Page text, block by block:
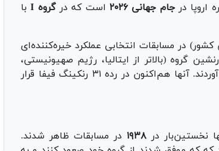
اروپا درجام جهانی ۲۰۲۶ است که درگروه I با
در مسابقات انتخابی عملکرد خیره‌کننده‌ای
گروه (بالاتر از ایتالیا، رژیم صهیونیستی،
استونی و مولداوی) جواز صعود به جام جهانی را به دست آوردند. آنها هم‌اکنون در رده ۳۱ رنکینگ فیفا قرار
نخستین‌بار در ۱۹۳۸ در مسابقات ظاهر شدند.